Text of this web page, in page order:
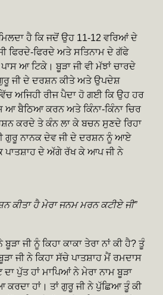
ਹੈ ਕਿ ਜਦੋਂ ਉਹ 11-12 ਵਰਿਆਂ ਦੇ
ਫਿਰਦੇ-ਫਿਰਦੇ ਅਤੇ ਸਤਿਨਾਮ ਦੇ ਗੱਫੇ
ਆ ਟਿਕੇ। ਬੂੜਾ ਜੀ ਵੀ ਮੱਝਾਂ ਚਾਰਦੇ
ਜੀ ਦੇ ਦਰਸ਼ਨ ਕੀਤੇ ਅਤੇ ਉਪਦੇਸ਼
ਅਜਿਹੀ ਰੀਜ ਪੈਦਾ ਹੋ ਗਈ ਕਿ ਉਹ ਹਰ
ਆ ਬੈਠਿਆ ਕਰਨ ਅਤੇ ਕਿੰਨਾ-ਕਿੰਨਾ ਚਿਰ
ਕਰਦੇ ਤੇ ਕੰਨ ਲਾ ਕੇ ਬਚਨ ਸੁਣਦੇ ਰਿਹਾ
ਗੁਰੂ ਨਾਨਕ ਦੇਵ ਜੀ ਦੇ ਦਰਸ਼ਨ ਨੂੰ ਆਏ
ਪਾਤਸ਼ਾਹ ਦੇ ਅੱਗੇ ਰੱਖ ਕੇ ਆਪ ਜੀ ਨੇ
ਕੀਤਾ ਹੈ ਮੇਰਾ ਜਨਮ ਮਰਨ ਕਟੀਏ ਜੀ”
ਜੀ ਨੂੰ ਕਿਹਾ ਕਾਕਾ ਤੇਰਾ ਨਾਂ ਕੀ ਹੈ? ਤੂੰ
ਜੀ ਨੇ ਕਿਹਾ ਸੱਚੇ ਪਾਤਸ਼ਾਹ ਮੈਂ ਰਮਦਾਸ
ਪੁੱਤ ਹਾਂ ਮਾਪਿਆਂ ਨੇ ਮੇਰਾ ਨਾਮ ਬੂੜਾ
ਕਰਦਾ ਹਾਂ। ਤਾਂ ਗੁਰੂ ਜੀ ਨੇ ਪੁੱਛਿਆ ਤੂੰ ਕੀ